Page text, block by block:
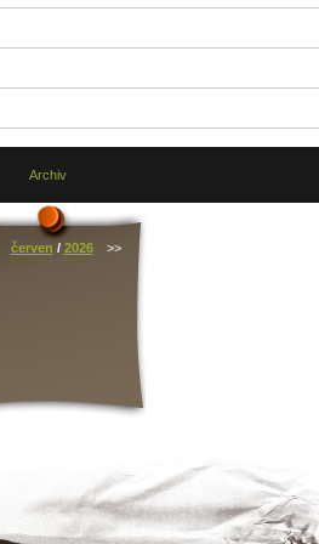
Archiv
červen / 2026 >>